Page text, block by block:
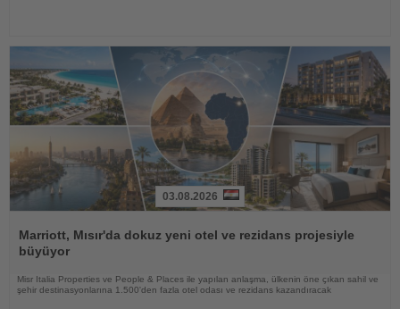
Oku
03.08.2026
Marriott, Mısır'da dokuz yeni otel ve rezidans projesiyle
büyüyor
Misr Italia Properties ve People & Places ile yapılan anlaşma, ülkenin öne çıkan sahil ve
şehir destinasyonlarına 1.500'den fazla otel odası ve rezidans kazandıracak